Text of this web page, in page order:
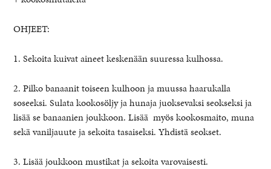
OHJEET:
1. Sekoita kuivat aineet keskenään suuressa kulhossa.
2. Pilko banaanit toiseen kulhoon ja muussa haarukalla
soseeksi. Sulata kookosöljy ja hunaja juoksevaksi seokseksi ja
lisää se banaanien joukkoon. Lisää myös kookosmaito, muna
sekä vaniljauute ja sekoita tasaiseksi. Yhdistä seokset.
3. Lisää joukkoon mustikat ja sekoita varovaisesti.